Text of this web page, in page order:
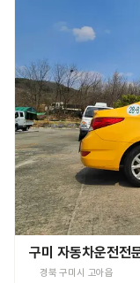
구미 자동차운전전
경북 구미시 고아읍